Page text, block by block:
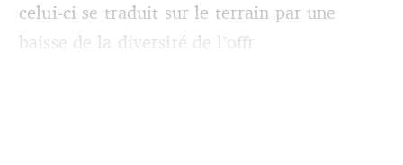
celui-ci se traduit sur le terrain par une
baisse de la diversité de l’offr